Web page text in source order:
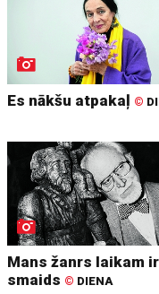
Es nākšu atpakaļ ©
Mans žanrs laikam ir
smaids © DIENA